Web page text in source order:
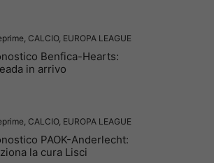
, CALCIO, EUROPA LEAGUE
Benfica-Hearts:
in arrivo
, CALCIO, EUROPA LEAGUE
PAOK-Anderlecht:
la cura Lisci